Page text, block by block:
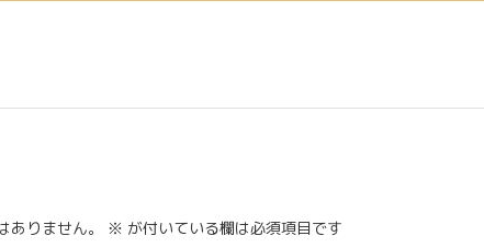
りません。 ※ が付いている欄は必須項目です